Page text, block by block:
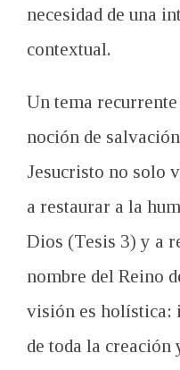
necesidad de una
contextual.
Un tema
noción de
Jesucristo no solo
a restaurar a la
Dios (Tesis 3) y a
nombre del Reino
visión es holística:
de toda la